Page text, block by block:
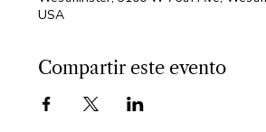
USA
Compartir este evento